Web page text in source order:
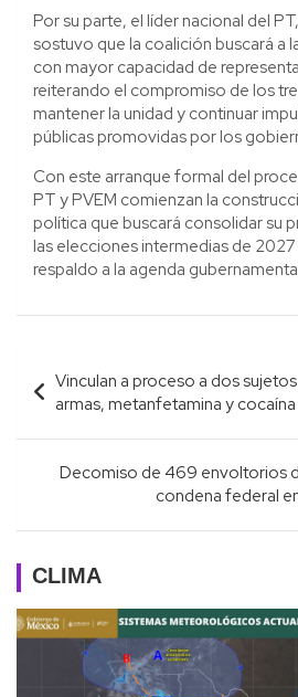
Por su parte, el líder nacional del
sostuvo que la coalición buscará a
con mayor capacidad de
reiterando el compromiso de los
mantener la unidad y continuar
públicas promovidas por los
Con este arranque formal del
PT y PVEM comienzan la
política que buscará consolidar su
las elecciones intermedias de
respaldo a la agenda
Navegación
de
entradas
Vinculan a proceso a dos
armas, metanfetamina y cocaína
Decomiso de 469 envoltorios
condena federal
CLIMA